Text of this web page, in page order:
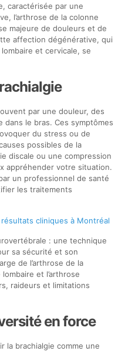
caractérisée par une
l’arthrose de la colonne
majeure de douleurs et de
affection dégénérative, qui
et cervicale, se
par une douleur, des
le bras. Ces symptômes
du stress ou de
possibles de la
discale ou une compression
appréhender votre situation.
un professionnel de santé
les traitements
cliniques à Montréal
: une technique
sa sécurité et son
de l’arthrose de la
et l’arthrose
raideurs et limitations
en force
la brachialgie comme une